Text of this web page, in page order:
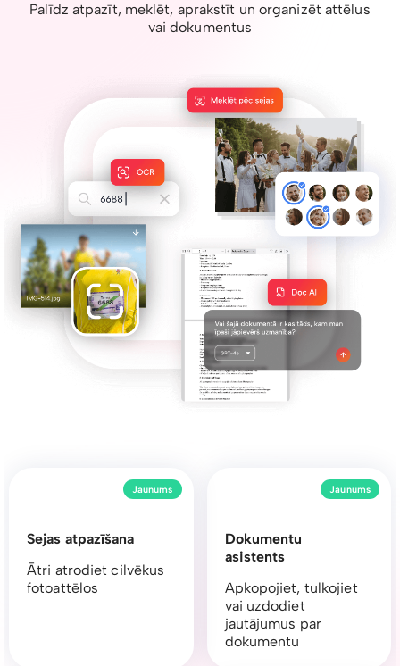
Palīdz atpazīt, meklēt, aprakstīt un organizēt attēlus
vai dokumentus
Dokumentu
asistents
Apkopojiet, tulkojiet
vai uzdodiet
jautājumus par
dokumentu
Jaunums
Sejas atpazīšana
Ātri atrodiet cilvēkus
fotoattēlos
Jaunums